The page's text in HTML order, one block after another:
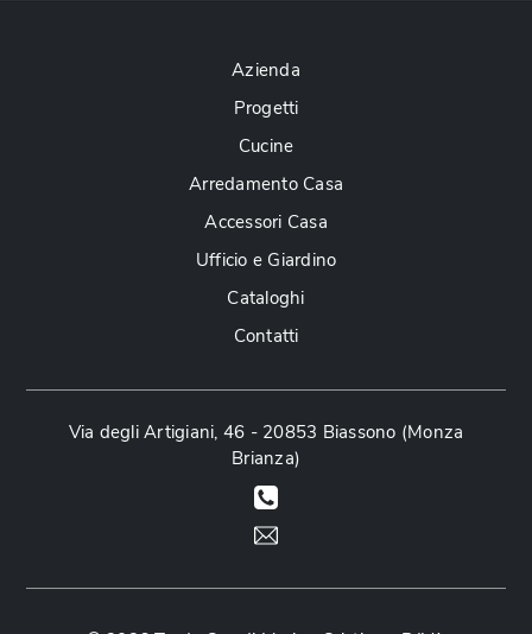
Azienda
Progetti
Cucine
Arredamento Casa
Accessori Casa
Ufficio e Giardino
Cataloghi
Contatti
Via degli Artigiani, 46 - 20853 Biassono (Monza
Brianza)